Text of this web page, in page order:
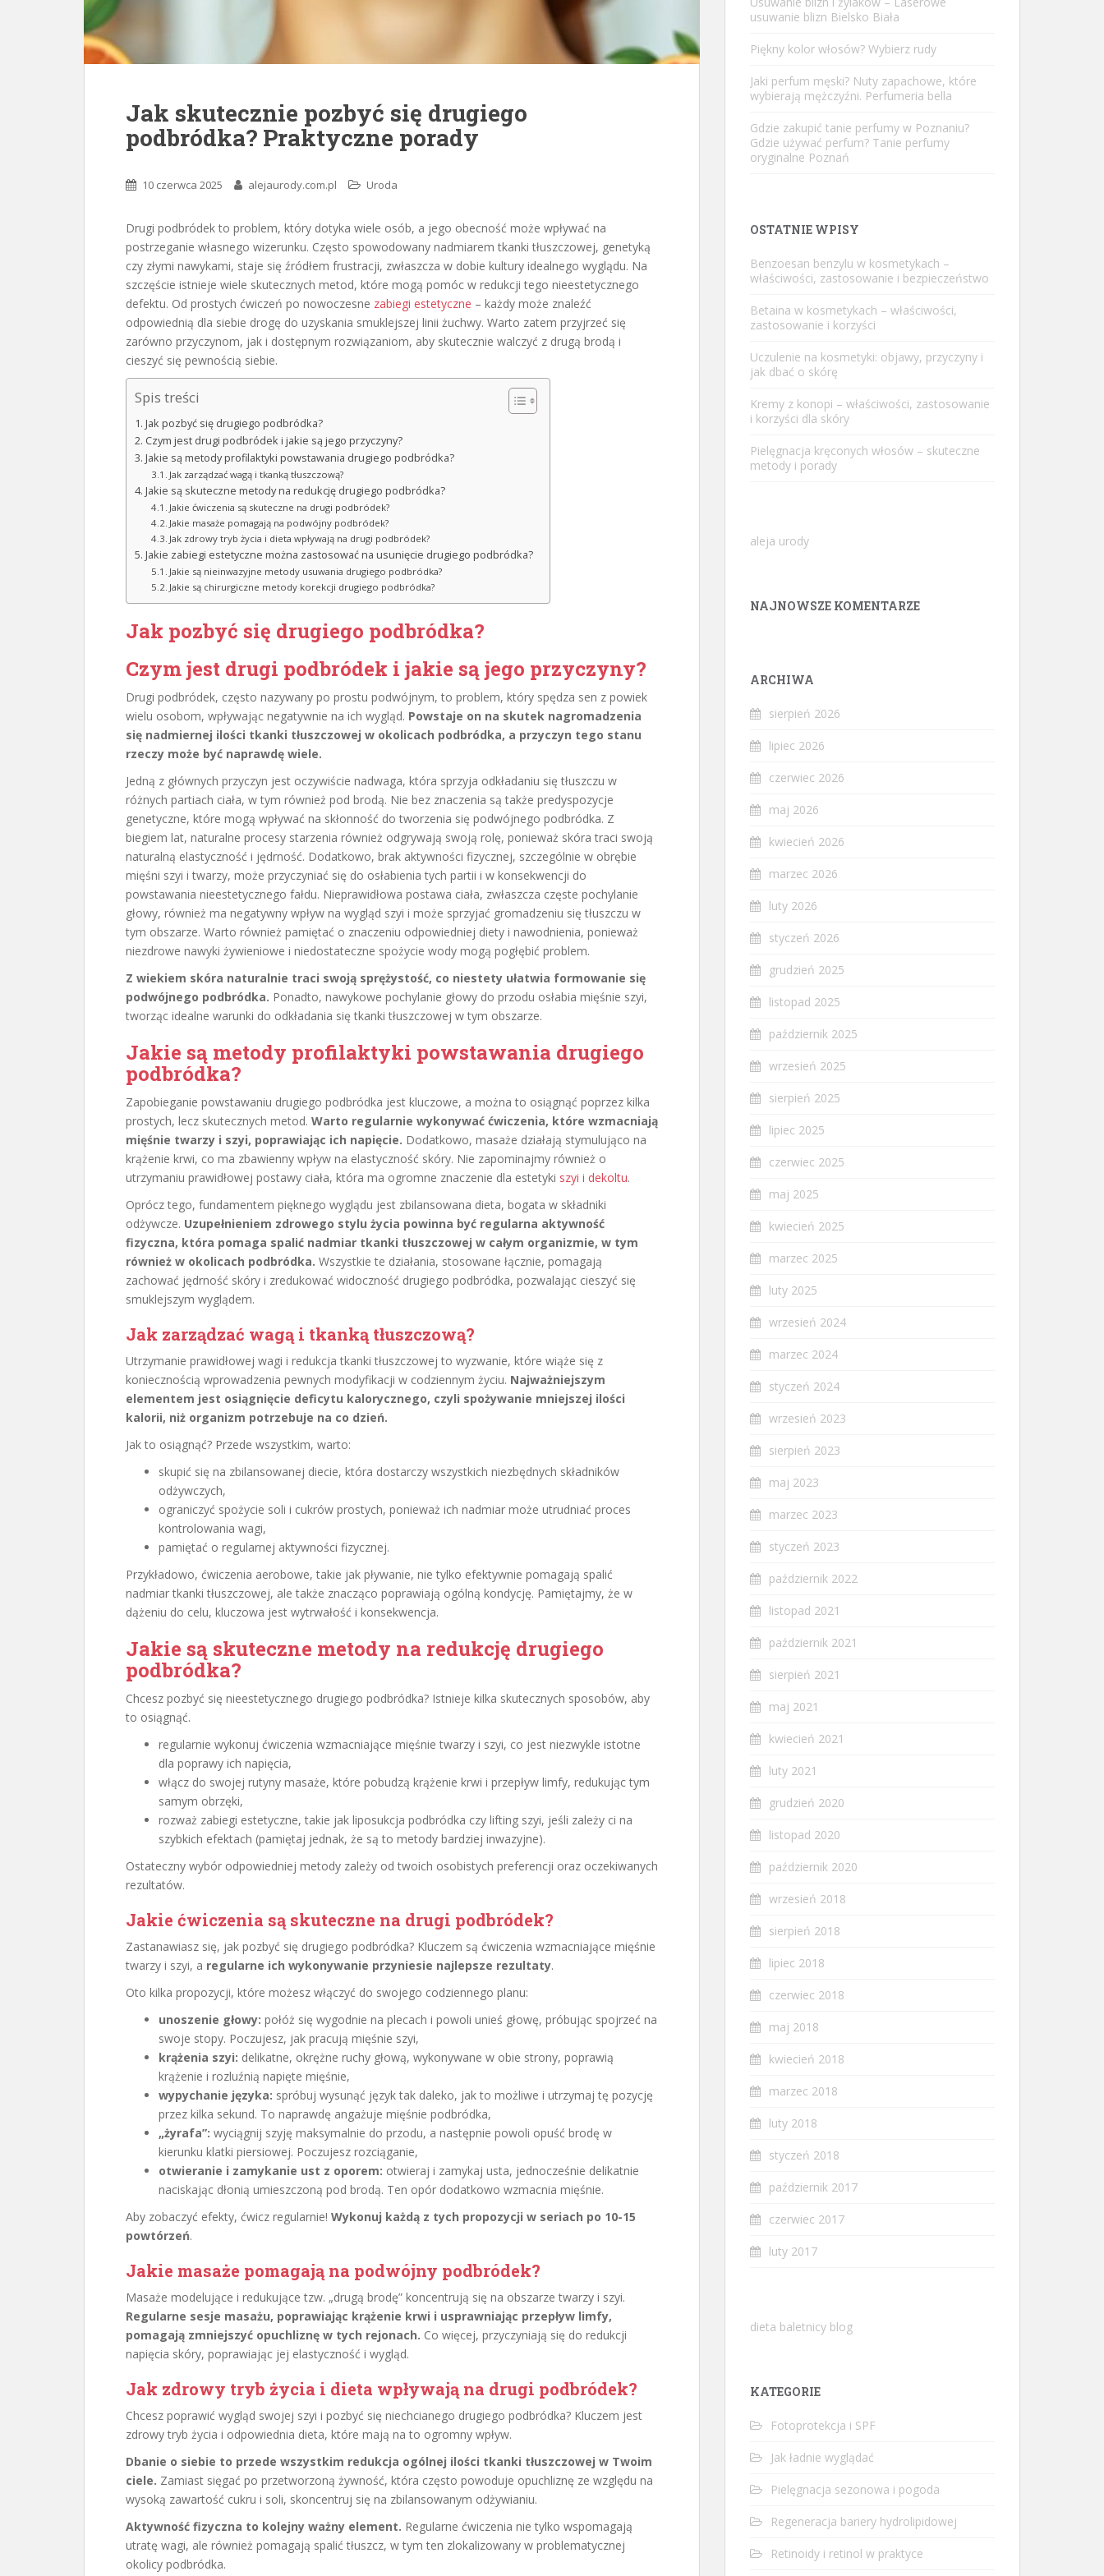
Jak skutecznie pozbyć się drugiego
podbródka? Praktyczne porady
10 czerwca 2025 alejaurody.com.pl Uroda
Drugi podbródek to problem, który dotyka wiele osób, a jego obecność może wpływać na
postrzeganie własnego wizerunku. Często spowodowany nadmiarem tkanki tłuszczowej, genetyką
czy złymi nawykami, staje się źródłem frustracji, zwłaszcza w dobie kultury idealnego wyglądu. Na
szczęście istnieje wiele skutecznych metod, które mogą pomóc w redukcji tego nieestetycznego
defektu. Od prostych ćwiczeń po nowoczesne zabiegi estetyczne – każdy może znaleźć
odpowiednią dla siebie drogę do uzyskania smuklejszej linii żuchwy. Warto zatem przyjrzeć się
zarówno przyczynom, jak i dostępnym rozwiązaniom, aby skutecznie walczyć z drugą brodą i
cieszyć się pewnością siebie.
Spis treści
Jak pozbyć się drugiego podbródka?
Czym jest drugi podbródek i jakie są jego przyczyny?
Jakie są metody profilaktyki powstawania drugiego podbródka?
Jak zarządzać wagą i tkanką tłuszczową?
Jakie są skuteczne metody na redukcję drugiego podbródka?
Jakie ćwiczenia są skuteczne na drugi podbródek?
Jakie masaże pomagają na podwójny podbródek?
Jak zdrowy tryb życia i dieta wpływają na drugi podbródek?
Jakie zabiegi estetyczne można zastosować na usunięcie drugiego podbródka?
Jakie są nieinwazyjne metody usuwania drugiego podbródka?
Jakie są chirurgiczne metody korekcji drugiego podbródka?
Jak pozbyć się drugiego podbródka?
Czym jest drugi podbródek i jakie są jego przyczyny?
Drugi podbródek, często nazywany po prostu podwójnym, to problem, który spędza sen z powiek
wielu osobom, wpływając negatywnie na ich wygląd. Powstaje on na skutek nagromadzenia
się nadmiernej ilości tkanki tłuszczowej w okolicach podbródka, a przyczyn tego stanu
rzeczy może być naprawdę wiele.
Jedną z głównych przyczyn jest oczywiście nadwaga, która sprzyja odkładaniu się tłuszczu w
różnych partiach ciała, w tym również pod brodą. Nie bez znaczenia są także predyspozycje
genetyczne, które mogą wpływać na skłonność do tworzenia się podwójnego podbródka. Z
biegiem lat, naturalne procesy starzenia również odgrywają swoją rolę, ponieważ skóra traci swoją
naturalną elastyczność i jędrność. Dodatkowo, brak aktywności fizycznej, szczególnie w obrębie
mięśni szyi i twarzy, może przyczyniać się do osłabienia tych partii i w konsekwencji do
powstawania nieestetycznego fałdu. Nieprawidłowa postawa ciała, zwłaszcza częste pochylanie
głowy, również ma negatywny wpływ na wygląd szyi i może sprzyjać gromadzeniu się tłuszczu w
tym obszarze. Warto również pamiętać o znaczeniu odpowiedniej diety i nawodnienia, ponieważ
niezdrowe nawyki żywieniowe i niedostateczne spożycie wody mogą pogłębić problem.
Z wiekiem skóra naturalnie traci swoją sprężystość, co niestety ułatwia formowanie się
podwójnego podbródka. Ponadto, nawykowe pochylanie głowy do przodu osłabia mięśnie szyi,
tworząc idealne warunki do odkładania się tkanki tłuszczowej w tym obszarze.
Jakie są metody profilaktyki powstawania drugiego
podbródka?
Zapobieganie powstawaniu drugiego podbródka jest kluczowe, a można to osiągnąć poprzez kilka
prostych, lecz skutecznych metod. Warto regularnie wykonywać ćwiczenia, które wzmacniają
mięśnie twarzy i szyi, poprawiając ich napięcie. Dodatkowo, masaże działają stymulująco na
krążenie krwi, co ma zbawienny wpływ na elastyczność skóry. Nie zapominajmy również o
utrzymaniu prawidłowej postawy ciała, która ma ogromne znaczenie dla estetyki szyi i dekoltu.
Oprócz tego, fundamentem pięknego wyglądu jest zbilansowana dieta, bogata w składniki
odżywcze. Uzupełnieniem zdrowego stylu życia powinna być regularna aktywność
fizyczna, która pomaga spalić nadmiar tkanki tłuszczowej w całym organizmie, w tym
również w okolicach podbródka. Wszystkie te działania, stosowane łącznie, pomagają
zachować jędrność skóry i zredukować widoczność drugiego podbródka, pozwalając cieszyć się
smuklejszym wyglądem.
Jak zarządzać wagą i tkanką tłuszczową?
Utrzymanie prawidłowej wagi i redukcja tkanki tłuszczowej to wyzwanie, które wiąże się z
koniecznością wprowadzenia pewnych modyfikacji w codziennym życiu. Najważniejszym
elementem jest osiągnięcie deficytu kalorycznego, czyli spożywanie mniejszej ilości
kalorii, niż organizm potrzebuje na co dzień.
Jak to osiągnąć? Przede wszystkim, warto:
skupić się na zbilansowanej diecie, która dostarczy wszystkich niezbędnych składników
odżywczych,
ograniczyć spożycie soli i cukrów prostych, ponieważ ich nadmiar może utrudniać proces
kontrolowania wagi,
pamiętać o regularnej aktywności fizycznej.
Przykładowo, ćwiczenia aerobowe, takie jak pływanie, nie tylko efektywnie pomagają spalić
nadmiar tkanki tłuszczowej, ale także znacząco poprawiają ogólną kondycję. Pamiętajmy, że w
dążeniu do celu, kluczowa jest wytrwałość i konsekwencja.
Jakie są skuteczne metody na redukcję drugiego
podbródka?
Chcesz pozbyć się nieestetycznego drugiego podbródka? Istnieje kilka skutecznych sposobów, aby
to osiągnąć.
regularnie wykonuj ćwiczenia wzmacniające mięśnie twarzy i szyi, co jest niezwykle istotne
dla poprawy ich napięcia,
włącz do swojej rutyny masaże, które pobudzą krążenie krwi i przepływ limfy, redukując tym
samym obrzęki,
rozważ zabiegi estetyczne, takie jak liposukcja podbródka czy lifting szyi, jeśli zależy ci na
szybkich efektach (pamiętaj jednak, że są to metody bardziej inwazyjne).
Ostateczny wybór odpowiedniej metody zależy od twoich osobistych preferencji oraz oczekiwanych
rezultatów.
Jakie ćwiczenia są skuteczne na drugi podbródek?
Zastanawiasz się, jak pozbyć się drugiego podbródka? Kluczem są ćwiczenia wzmacniające mięśnie
twarzy i szyi, a regularne ich wykonywanie przyniesie najlepsze rezultaty.
Oto kilka propozycji, które możesz włączyć do swojego codziennego planu:
unoszenie głowy: połóż się wygodnie na plecach i powoli unieś głowę, próbując spojrzeć na
swoje stopy. Poczujesz, jak pracują mięśnie szyi,
krążenia szyi: delikatne, okrężne ruchy głową, wykonywane w obie strony, poprawią
krążenie i rozluźnią napięte mięśnie,
wypychanie języka: spróbuj wysunąć język tak daleko, jak to możliwe i utrzymaj tę pozycję
przez kilka sekund. To naprawdę angażuje mięśnie podbródka,
„żyrafa”: wyciągnij szyję maksymalnie do przodu, a następnie powoli opuść brodę w
kierunku klatki piersiowej. Poczujesz rozciąganie,
otwieranie i zamykanie ust z oporem: otwieraj i zamykaj usta, jednocześnie delikatnie
naciskając dłonią umieszczoną pod brodą. Ten opór dodatkowo wzmacnia mięśnie.
Aby zobaczyć efekty, ćwicz regularnie! Wykonuj każdą z tych propozycji w seriach po 10-15
powtórzeń.
Jakie masaże pomagają na podwójny podbródek?
Masaże modelujące i redukujące tzw. „drugą brodę” koncentrują się na obszarze twarzy i szyi.
Regularne sesje masażu, poprawiając krążenie krwi i usprawniając przepływ limfy,
pomagają zmniejszyć opuchliznę w tych rejonach. Co więcej, przyczyniają się do redukcji
napięcia skóry, poprawiając jej elastyczność i wygląd.
Jak zdrowy tryb życia i dieta wpływają na drugi podbródek?
Chcesz poprawić wygląd swojej szyi i pozbyć się niechcianego drugiego podbródka? Kluczem jest
zdrowy tryb życia i odpowiednia dieta, które mają na to ogromny wpływ.
Dbanie o siebie to przede wszystkim redukcja ogólnej ilości tkanki tłuszczowej w Twoim
ciele. Zamiast sięgać po przetworzoną żywność, która często powoduje opuchliznę ze względu na
wysoką zawartość cukru i soli, skoncentruj się na zbilansowanym odżywianiu.
Aktywność fizyczna to kolejny ważny element. Regularne ćwiczenia nie tylko wspomagają
utratę wagi, ale również pomagają spalić tłuszcz, w tym ten zlokalizowany w problematycznej
okolicy podbródka.
usuwanie blizn Bielsko Biała
Piękny kolor włosów? Wybierz rudy
Jaki perfum męski? Nuty zapachowe, które
wybierają mężczyźni. Perfumeria bella
Gdzie zakupić tanie perfumy w Poznaniu?
Gdzie używać perfum? Tanie perfumy
oryginalne Poznań
OSTATNIE WPISY
Benzoesan benzylu w kosmetykach –
właściwości, zastosowanie i bezpieczeństwo
Betaina w kosmetykach – właściwości,
zastosowanie i korzyści
Uczulenie na kosmetyki: objawy, przyczyny i
jak dbać o skórę
Kremy z konopi – właściwości, zastosowanie
i korzyści dla skóry
Pielęgnacja kręconych włosów – skuteczne
metody i porady
aleja urody
NAJNOWSZE KOMENTARZE
ARCHIWA
sierpień 2026
lipiec 2026
czerwiec 2026
maj 2026
kwiecień 2026
marzec 2026
luty 2026
styczeń 2026
grudzień 2025
listopad 2025
październik 2025
wrzesień 2025
sierpień 2025
lipiec 2025
czerwiec 2025
maj 2025
kwiecień 2025
marzec 2025
luty 2025
wrzesień 2024
marzec 2024
styczeń 2024
wrzesień 2023
sierpień 2023
maj 2023
marzec 2023
styczeń 2023
październik 2022
listopad 2021
październik 2021
sierpień 2021
maj 2021
kwiecień 2021
luty 2021
grudzień 2020
listopad 2020
październik 2020
wrzesień 2018
sierpień 2018
lipiec 2018
czerwiec 2018
maj 2018
kwiecień 2018
marzec 2018
luty 2018
styczeń 2018
październik 2017
czerwiec 2017
luty 2017
dieta baletnicy blog
KATEGORIE
Fotoprotekcja i SPF
Jak ładnie wyglądać
Pielęgnacja sezonowa i pogoda
Regeneracja bariery hydrolipidowej
Retinoidy i retinol w praktyce